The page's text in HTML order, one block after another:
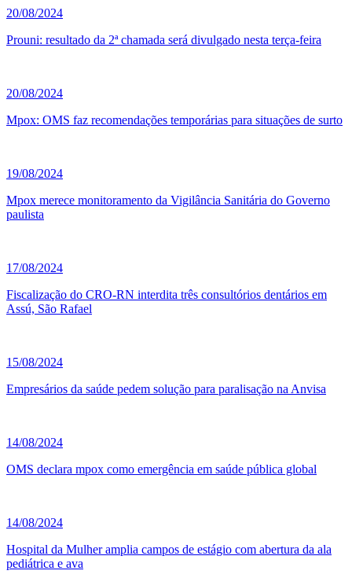
20/08/2024
Prouni: resultado da 2ª chamada será divulgado nesta terça-feira
20/08/2024
Mpox: OMS faz recomendações temporárias para situações de surto
19/08/2024
Mpox merece monitoramento da Vigilância Sanitária do Governo
paulista
17/08/2024
Fiscalização do CRO-RN interdita três consultórios dentários em
Assú, São Rafael
15/08/2024
Empresários da saúde pedem solução para paralisação na Anvisa
14/08/2024
OMS declara mpox como emergência em saúde pública global
14/08/2024
Hospital da Mulher amplia campos de estágio com abertura da ala
pediátrica e ava